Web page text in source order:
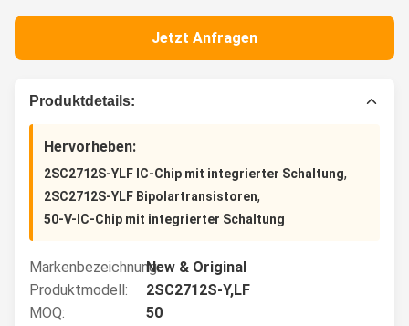
Jetzt Anfragen
Produktdetails:
Hervorheben:
2SC2712S-YLF IC-Chip mit integrierter Schaltung,
2SC2712S-YLF Bipolartransistoren,
50-V-IC-Chip mit integrierter Schaltung
Markenbezeichnung:New & Original
Produktmodell:
2SC2712S-Y,LF
MOQ:
50